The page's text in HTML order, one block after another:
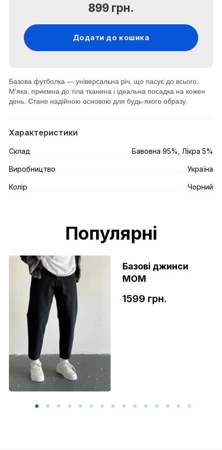
899 грн.
Додати до кошика
Базова футболка — універсальна річ, що пасує до всього.
М'яка, приємна до тіла тканина і ідеальна посадка на кожен
день. Стане надійною основою для будь-якого образу.
Характеристики
Склад Бавовна 95%, Лікра 5%
Виробництво Україна
Колір Чорний
Популярні
Базові джинси
МОМ
1599 грн.